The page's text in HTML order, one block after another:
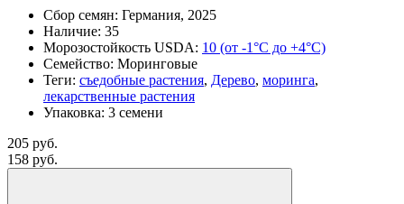
Сбор семян: Германия, 2025
Наличие: 35
Морозостойкость USDA: 10 (от -1°C до +4°C)
Семейство: Моринговые
Теги: съедобные растения, Дерево, моринга,
лекарственные растения
Упаковка: 3 семени
205 руб.
158 руб.